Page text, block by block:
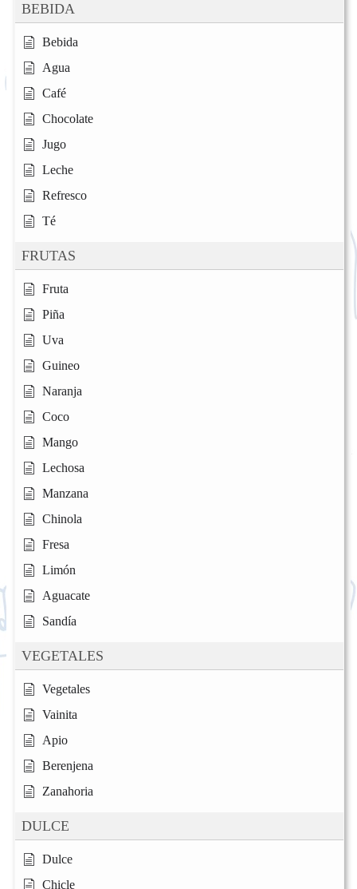
BEBIDA
Bebida
Agua
Café
Chocolate
Jugo
Leche
Refresco
Té
FRUTAS
Fruta
Piña
Uva
Guineo
Naranja
Coco
Mango
Lechosa
Manzana
Chinola
Fresa
Limón
Aguacate
Sandía
VEGETALES
Vegetales
Vainita
Apio
Berenjena
Zanahoria
DULCE
Dulce
Chicle